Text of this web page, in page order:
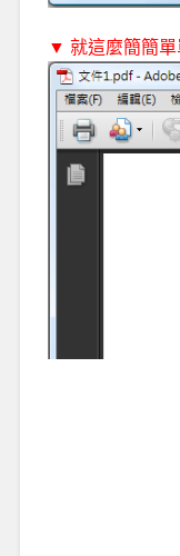
▼ 就這麼簡簡單